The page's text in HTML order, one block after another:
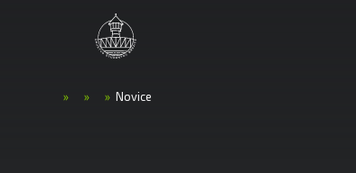
» » » Novice